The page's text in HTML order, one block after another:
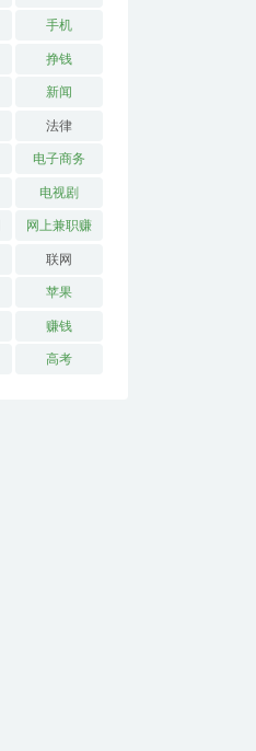
手机
挣钱
新闻
法律
电子商务
电视剧
网上兼职赚
钱
联网
苹果
赚钱
高考